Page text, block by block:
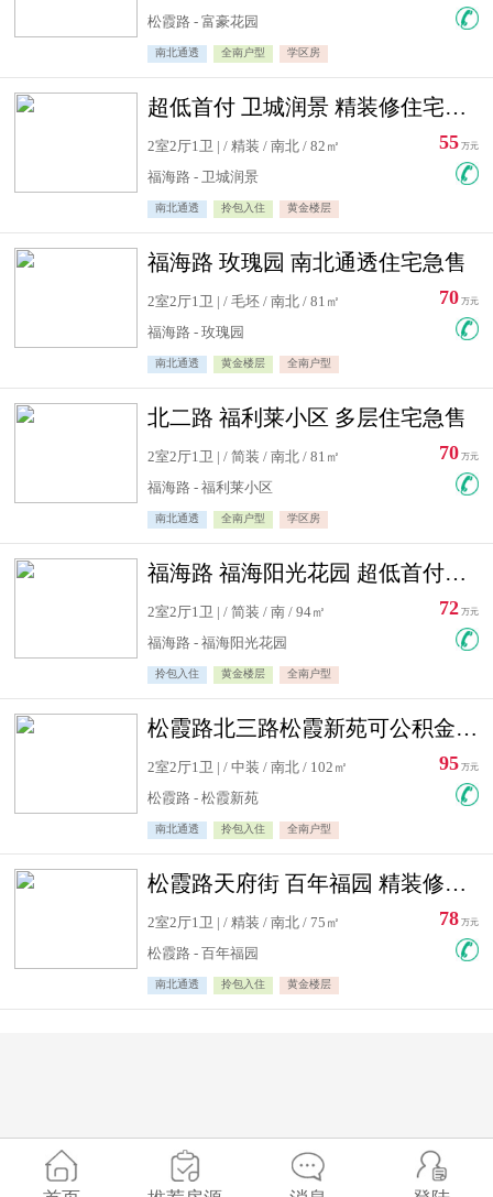
松霞路 - 富豪花园
南北通透 全南户型 学区房
超低首付 卫城润景 精装修住宅急售 可公积金贷款
2室2厅1卫 | / 精装 / 南北 / 82㎡
福海路 - 卫城润景
南北通透 拎包入住 黄金楼层
55 万元
福海路 玫瑰园 南北通透住宅急售
2室2厅1卫 | / 毛坯 / 南北 / 81㎡
福海路 - 玫瑰园
南北通透 黄金楼层 全南户型
70 万元
北二路 福利莱小区 多层住宅急售
2室2厅1卫 | / 简装 / 南北 / 81㎡
福海路 - 福利莱小区
南北通透 全南户型 学区房
70 万元
福海路 福海阳光花园 超低首付住宅急售
2室2厅1卫 | / 简装 / 南 / 94㎡
福海路 - 福海阳光花园
拎包入住 黄金楼层 全南户型
72 万元
松霞路北三路松霞新苑可公积金贷款北小区南北通透住宅急售
2室2厅1卫 | / 中装 / 南北 / 102㎡
松霞路 - 松霞新苑
南北通透 拎包入住 全南户型
95 万元
松霞路天府街 百年福园 精装修住宅急售
2室2厅1卫 | / 精装 / 南北 / 75㎡
松霞路 - 百年福园
南北通透 拎包入住 黄金楼层
78 万元